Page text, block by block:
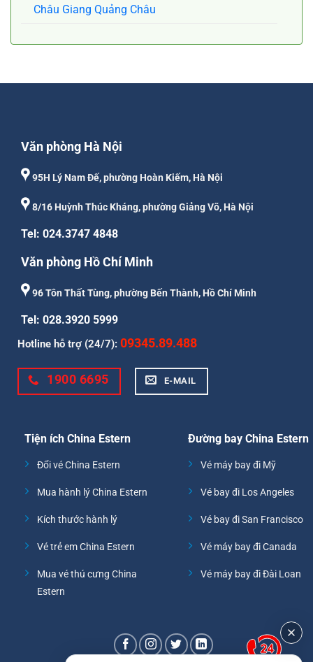
Châu Giang Quảng Châu
Văn phòng Hà Nội
95H Lý Nam Đế, phường Hoàn Kiếm, Hà Nội
8/16 Huỳnh Thúc Kháng, phường Giảng Võ, Hà Nội
Tel: 024.3747 4848
Văn phòng Hồ Chí Minh
96 Tôn Thất Tùng, phường Bến Thành, Hồ Chí Minh
Tel: 028.3920 5999
Hotline hỗ trợ (24/7): 09345.89.488
1900 6695 E-MAIL
Tiện ích China Estern
Đổi vé China Estern
Mua hành lý China Estern
Kích thước hành lý
Vé trẻ em China Estern
Mua vé thú cưng China
Estern
Đường bay China Estern
Vé máy bay đi Mỹ
Vé bay đi Los Angeles
Vé bay đi San Francisco
Vé máy bay đi Canada
Vé máy bay đi Đài Loan